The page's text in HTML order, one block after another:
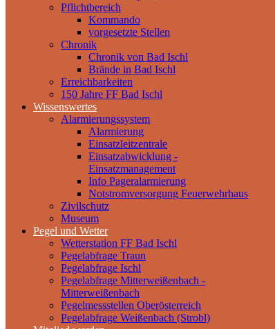
Pflichtbereich
Kommando
vorgesetzte Stellen
Chronik
Chronik von Bad Ischl
Brände in Bad Ischl
Erreichbarkeiten
150 Jahre FF Bad Ischl
Wissenswertes
Alarmierungssystem
Alarmierung
Einsatzleitzentrale
Einsatzabwicklung -
Einsatzmanagement
Info Pageralarmierung
Notstromversorgung Feuerwehrhaus
Zivilschutz
Museum
Pegel und Wetter
Wetterstation FF Bad Ischl
Pegelabfrage Traun
Pegelabfrage Ischl
Pegelabfrage Mitterweißenbach -
Mitterweißenbach
Pegelmessstellen Oberösterreich
Pegelabfrage Weißenbach (Strobl)